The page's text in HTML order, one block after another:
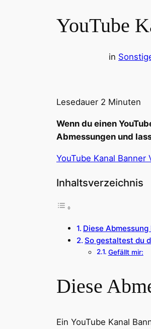
YouTube
in
Lesedauer 2 Minuten
Wenn du einen
Abmessungen und
YouTube Kanal Banner
Inhaltsverzeichnis
Diese
So gestaltest du
Gefällt mir:
Diese
Ein YouTube Kanal